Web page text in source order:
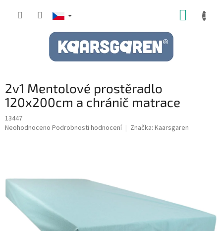
2v1 Mentolové prostěradlo
120x200cm a chránič matrace
13447
Průměrné
hvězdiček.
Neohodnoceno Podrobnosti hodnocení Značka: Kaarsgaren